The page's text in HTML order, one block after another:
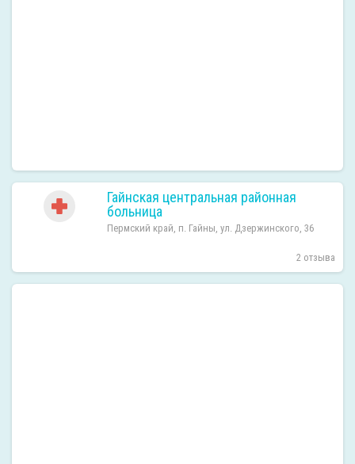
Гайнская центральная районная
больница
Пермский край, п. Гайны, ул. Дзержинского, 36
2 отзыва